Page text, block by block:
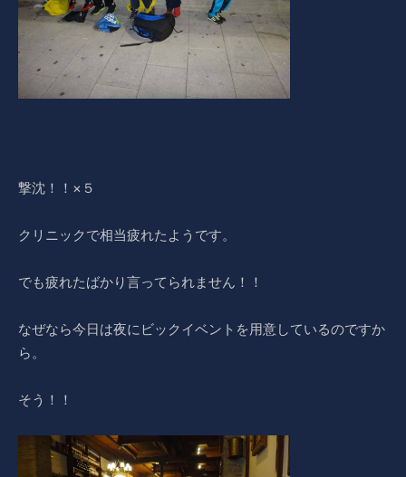
撃沈！！×５
クリニックで相当疲れたようです。
でも疲れたばかり言ってられません！！
なぜなら今日は夜にビックイベントを用意しているのですか
ら。
そう！！